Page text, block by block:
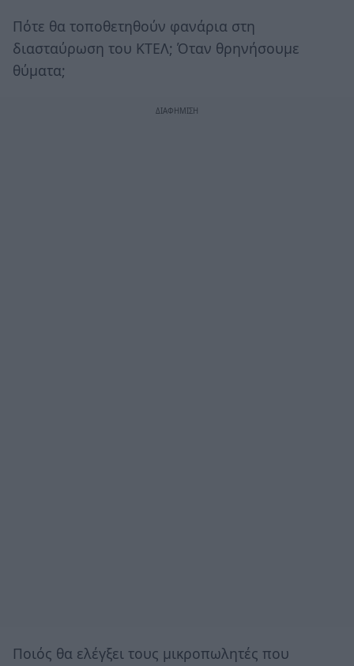
Πότε θα τοποθετηθούν φανάρια στη
διασταύρωση του ΚΤΕΛ; Όταν θρηνήσουμε
θύματα;
Ποιός θα ελέγξει τους μικροπωλητές που